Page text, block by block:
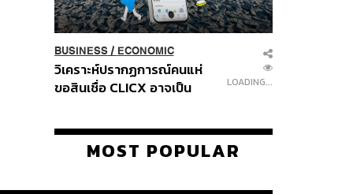
BUSINESS/ ECONOMIC
วิเคราะห์ปรากฏการณ์คนแห่
ขอสินเชื่อ CLICX อาจเป็น
ปัญหาหนี้ครัวเรือนไทยที่ถูกซุก
LOADING...
MOST POPULAR